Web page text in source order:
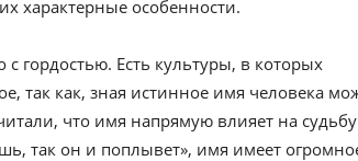
характерные особенности.
гордостью. Есть культуры, в которых
так как, зная истинное имя человека
что имя напрямую влияет на судьбу
так он и поплывет», имя имеет